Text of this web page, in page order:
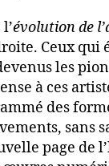
évolution de
Ceux qui
les
à ces
des
sans
page de